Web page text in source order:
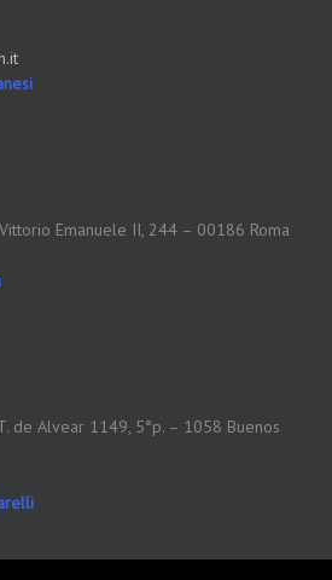
Emanuele II, 244 – 00186 Roma
de Alvear 1149, 5°p. – 1058 Buenos